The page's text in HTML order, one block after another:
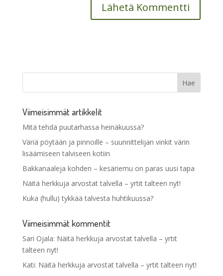
Viimeisimmät artikkelit
Mitä tehdä puutarhassa heinäkuussa?
Väriä pöytään ja pinnoille – suunnittelijan vinkit värin
lisäämiseen talviseen kotiin
Bakkanaaleja kohden – kesäriemu on paras uusi tapa
Näitä herkkuja arvostat talvella – yrtit talteen nyt!
Kuka (hullu) tykkää talvesta huhtikuussa?
Viimeisimmät kommentit
Sari Ojala: Näitä herkkuja arvostat talvella – yrtit
talteen nyt!
Kati: Näitä herkkuja arvostat talvella – yrtit talteen nyt!